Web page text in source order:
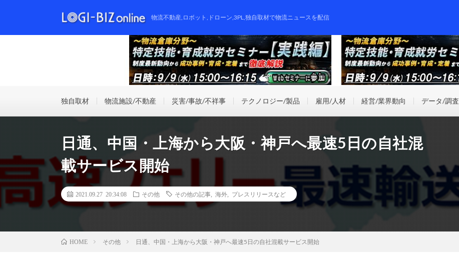
物流不動産,ロボット,ドローン,3PL,独自取材で物流ニュースを配信
独自取材 物流施設/不動産 災害/事故/不祥事 テクノロジー/製品 雇用/人材 経営/業界動向 データ/調査
日通、中国・上海から大阪・神戸へ最速5日の自社混
載サービス開始
2021.09.27 20:34:08 その他 その他の記事 海外 プレスリリースなど
HOME その他 日通、中国・上海から大阪・神戸へ最速5日の自社混載サービス開始